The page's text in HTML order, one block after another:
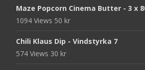
Maze Popcorn Cinema Butter - 3 x
1094 Views 50 kr
Chili Klaus Dip - Vindstyrka 7
574 Views 30 kr